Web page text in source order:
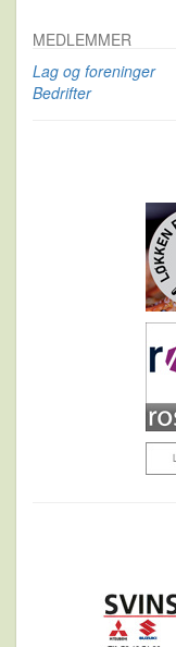
MEDLEMMER
Lag og foreninger
Bedrifter